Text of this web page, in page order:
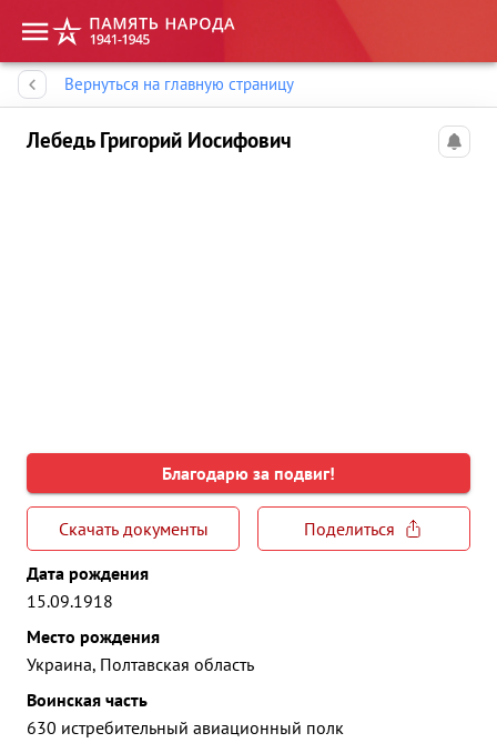
Вернуться на главную страницу
Лебедь Григорий Иосифович
Благодарю за подвиг!
Скачать документы
Поделиться
Дата рождения
15.09.1918
Место рождения
Украина, Полтавская область
Воинская часть
630 истребительный авиационный полк
Память народа